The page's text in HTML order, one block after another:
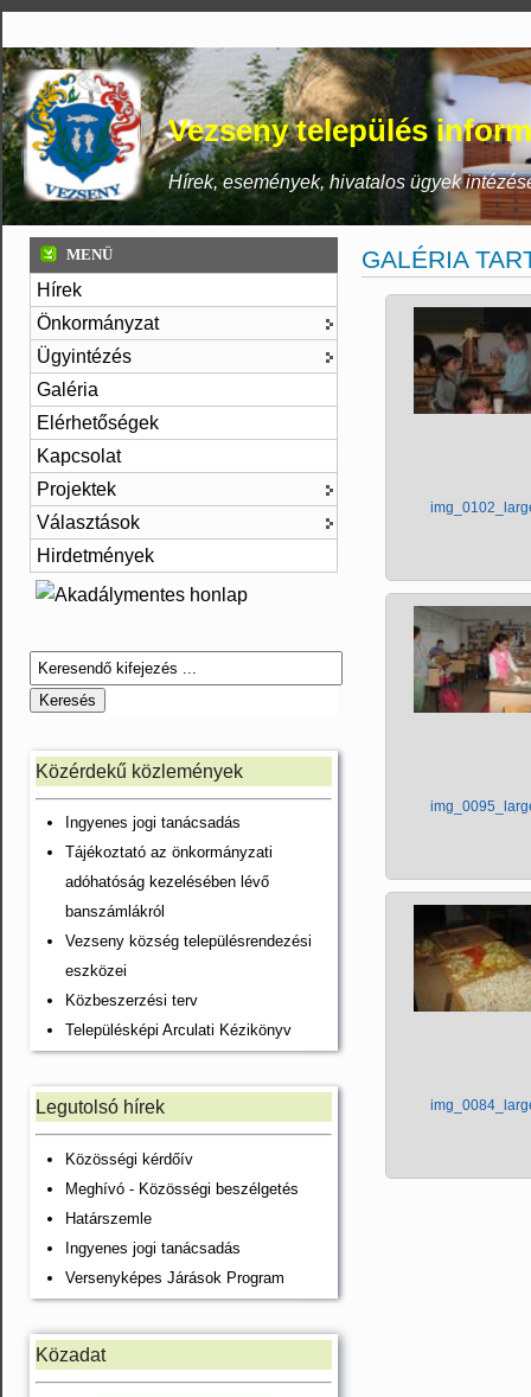
Vezseny település
Hírek, események, hivatalos ügyek
MENÜ
Hírek
Önkormányzat
Ügyintézés
Galéria
Elérhetőségek
Kapcsolat
Projektek
Választások
Hirdetmények
Közérdekű közlemények
Ingyenes jogi tanácsadás
Tájékoztató az önkormányzati
adóhatóság kezelésében lévő
banszámlákról
Vezseny község településrendezési
eszközei
Közbeszerzési terv
Településképi Arculati Kézikönyv
Legutolsó hírek
Közösségi kérdőív
Meghívó - Közösségi beszélgetés
Határszemle
Ingyenes jogi tanácsadás
Versenyképes Járások Program
Közadat
GALÉRIA